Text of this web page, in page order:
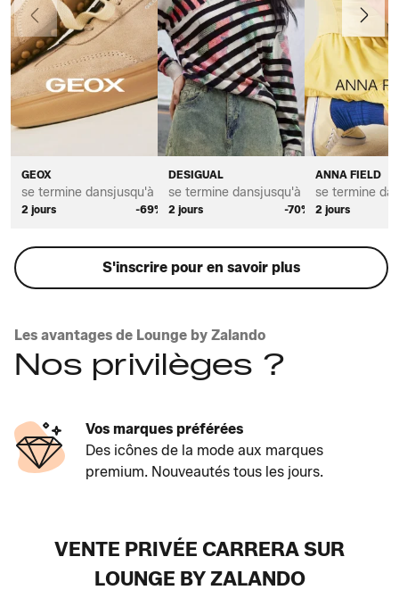
GEOX
se termine dans
2 jours
jusqu'à *
-69%
DESIGUAL
se termine dans
2 jours
jusqu'à *
-70%
ANNA FIELD
se termine
2 jours
Précédent Suivant
S'inscrire pour en savoir plus
Les avantages de Lounge by Zalando
Nos privilèges ?
Vos marques préférées
Des icônes de la mode aux marques
premium. Nouveautés tous les jours.
VENTE PRIVÉE CARRERA SUR
LOUNGE BY ZALANDO